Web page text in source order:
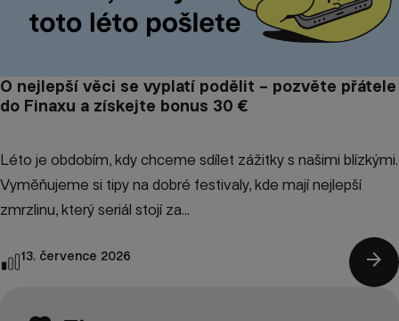
O nejlepší věci se vyplatí podělit – pozvěte přátele
do Finaxu a získejte bonus 30 €
Léto je obdobím, kdy chceme sdílet zážitky s našimi blízkými.
Vyměňujeme si tipy na dobré festivaly, kde mají nejlepší
zmrzlinu, který seriál stojí za...
13. července 2026 arrow_forward